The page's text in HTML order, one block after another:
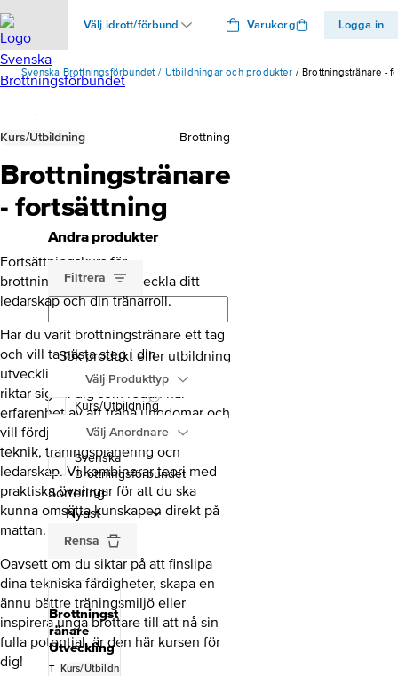
Välj idrott/förbund Varukorg Logga in
Svenska Brottningsförbundet Utbildningar och produkter Brottningstränare -
Kurs/Utbildning Brottning
Brottningstränare
- fortsättning
Fortsättningskurs för
brottningstränare – Utveckla ditt
ledarskap och din tränarroll.
Har du varit brottningstränare ett tag
och vill ta nästa steg i din
utveckling? Vår fortsättningskurs
riktar sig till dig som redan har
erfarenhet av att träna ungdomar och
vill fördjupa dina kunskaper inom
teknik, träningsplanering och
ledarskap. Vi kombinerar teori med
praktiska övningar för att du ska
kunna omsätta kunskapen direkt på
mattan.
Oavsett om du siktar på att finslipa
dina tekniska färdigheter, skapa en
ännu bättre träningsmiljö eller
inspirera unga brottare till att nå sin
fulla potential, är den här kursen för
dig!
Andra produkter
Filtrera
Sök produkt eller utbildning
Välj Produkttyp
Kurs/Utbildning
Välj Anordnare
Svenska
Brottningsförbundet
Sortering
Rensa
Brottningst
ränare
Utveckling
T Kurs/Utbildn